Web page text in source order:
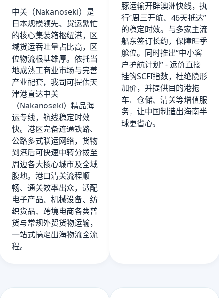
中关（Nakanoseki）是
日本规模领先、货运繁忙
的核心集装箱枢纽港，区
域货运吞吐量占比高，区
位物流根基雄厚。依托当
地成熟工商业市场与完善
产业配套，我司可提供天
津港直达中关
（Nakanoseki）精品海
运专线，航线稳定时效
快。港区完备连通铁路、
公路多式联运网络，货物
到港后可快速中转分拨至
周边各大核心城市及全域
腹地。港口清关流程顺
畅、通关效率出众，适配
电子产品、机械设备、纺
织货品、跨境电商各类普
货与常规外贸货物运输，
一站式搞定出海物流全流
程。
豚运输开辟澳洲快线，执
行“周三开航、46天抵达”
的稳定时效。与多家主流
船东签订长约，保障旺季
舱位。同时推出“中小客
户护航计划” - 运价直接
挂钩SCFI指数，杜绝隐形
加价，并提供目的港拖
车、仓储、清关等增值服
务，让中国制造出海南半
球更省心。